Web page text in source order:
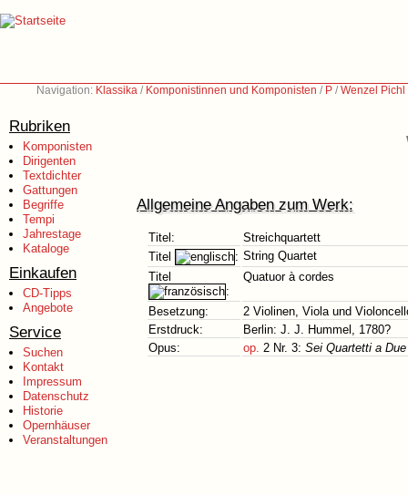
Navigation: Klassika / Komponistinnen und Komponisten / P /Wenzel
Rubriken
Komponisten
Dirigenten
Textdichter
Gattungen
Begriffe
Tempi
Jahrestage
Kataloge
Einkaufen
CD-Tipps
Angebote
Service
Suchen
Kontakt
Impressum
Datenschutz
Historie
Opernhäuser
Veranstaltungen
Allgemeine Angaben zum Werk:
Titel:
Streichquartett
Titel
: String Quartet
Titel
:
Quatuor à cordes
Besetzung:
2 Violinen, Viola und
Erstdruck:
Berlin: J. J. Hummel, 1780?
Opus:
op. 2 Nr. 3: Sei Quartetti a